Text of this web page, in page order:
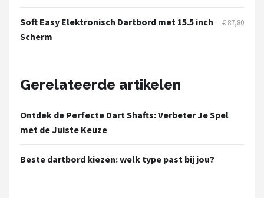
Alle merken →
Soft Easy Elektronisch Dartbord met 15.5 inch
Scherm
€ 87,80
Gerelateerde artikelen
Ontdek de Perfecte Dart Shafts: Verbeter Je Spel
met de Juiste Keuze
Beste dartbord kiezen: welk type past bij jou?